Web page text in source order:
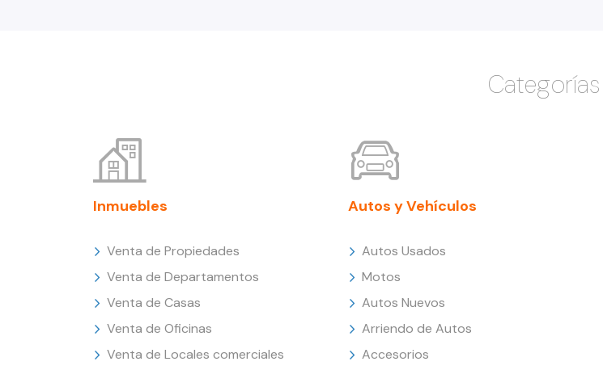
Categorías
Inmuebles
Venta de Propiedades
Venta de Departamentos
Venta de Casas
Venta de Oficinas
Venta de Locales comerciales
Autos y Vehículos
Autos Usados
Motos
Autos Nuevos
Arriendo de Autos
Accesorios